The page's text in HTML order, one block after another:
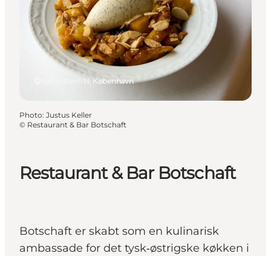
Restaurant & Bar Botschaft
Botschaft er skabt som en kulinarisk
ambassade for det tysk‑østrigske køkken i
København N, København
Photo: Justus Keller
© Restaurant & Bar Botschaft